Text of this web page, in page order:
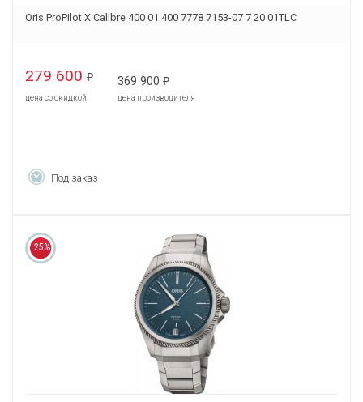
Oris ProPilot X Calibre 400 01 400 7778 7153-07 7 20 01TLC
279 600 ₽
цена со скидкой
369 900 ₽
цена производителя
Под заказ
25%